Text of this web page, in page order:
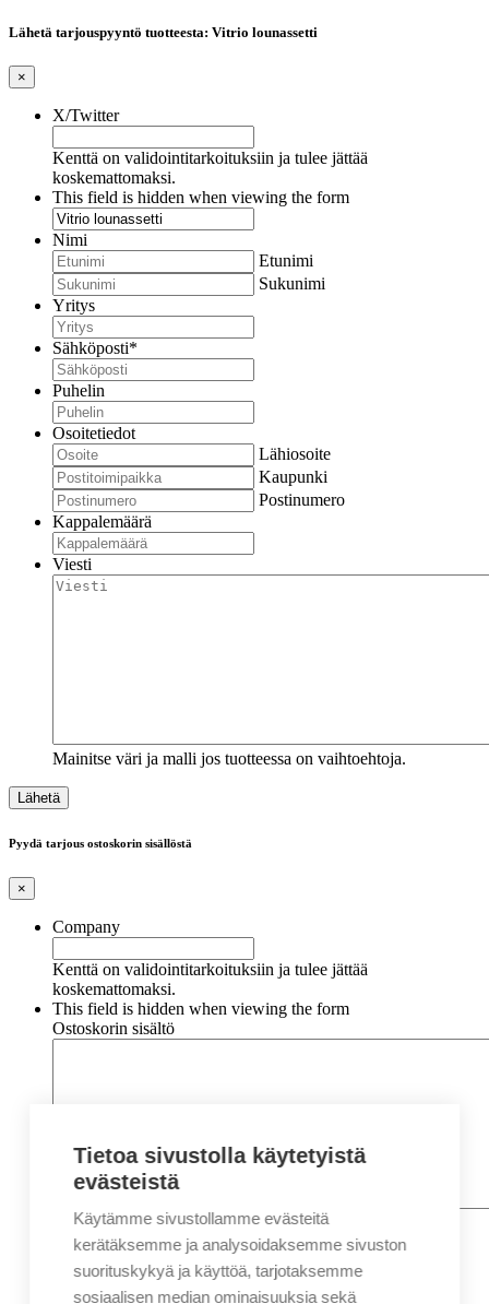
Lähetä tarjouspyyntö tuotteesta: Vitrio lounassetti
×
X/Twitter
Kenttä on validointitarkoituksiin ja tulee jättää
koskemattomaksi.
This field is hidden when viewing the form
Nimi
Etunimi
Sukunimi
Yritys
Sähköposti*
Puhelin
Osoitetiedot
Lähiosoite
Kaupunki
Postinumero
Kappalemäärä
Viesti
Mainitse väri ja malli jos tuotteessa on vaihtoehtoja.
Pyydä tarjous ostoskorin sisällöstä
×
Company
Kenttä on validointitarkoituksiin ja tulee jättää
koskemattomaksi.
This field is hidden when viewing the form
Ostoskorin sisältö
Nimi*
Etunimi
Sukunimi
Tietoa sivustolla käytetyistä
evästeistä
Käytämme sivustollamme evästeitä
kerätäksemme ja analysoidaksemme sivuston
suorituskykyä ja käyttöä, tarjotaksemme
sosiaalisen median ominaisuuksia sekä